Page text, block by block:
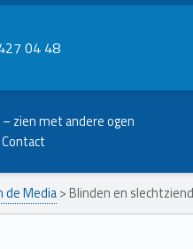
04 48
zien met andere ogen
Contact
de Media> Blinden en